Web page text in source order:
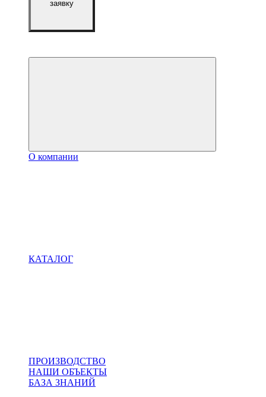
заявку
О компании
КАТАЛОГ
ПРОИЗВОДСТВО
НАШИ ОБЪЕКТЫ
БАЗА ЗНАНИЙ